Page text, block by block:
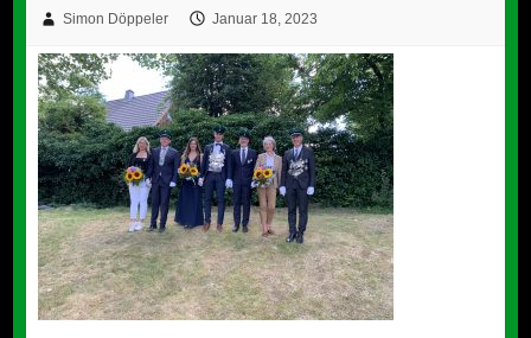
Simon Döppeler Januar 18, 2023